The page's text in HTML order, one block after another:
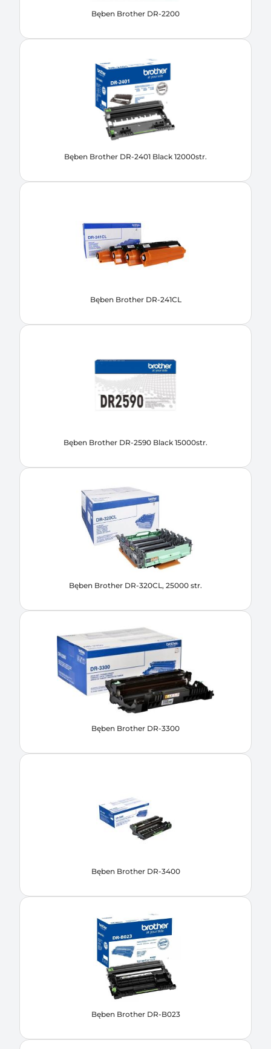
Bęben Brother DR-2200
Bęben Brother DR-2401 Black 12000str.
Bęben Brother DR-241CL
Bęben Brother DR-2590 Black 15000str.
Bęben Brother DR-320CL, 25000 str.
Bęben Brother DR-3300
Bęben Brother DR-3400
Bęben Brother DR-B023